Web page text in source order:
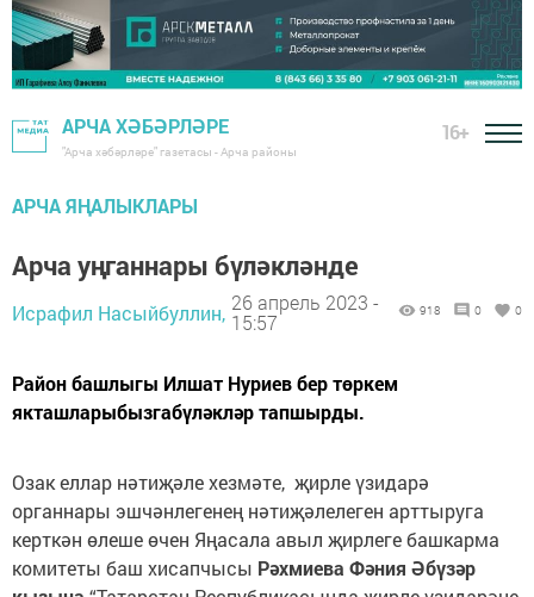
АРЧА ХӘБӘРЛӘРЕ
"Арча хәбәрләре" газетасы - Арча районы
16+
АРЧА ЯҢАЛЫКЛАРЫ
Арча уңганнары бүләкләнде
Исрафил Насыйбуллин, 26 апрель 2023 -
15:57
918 0 0
Район башлыгы Илшат Нуриев бер төркем
якташларыбызгабүләкләр тапшырды.
Озак еллар нәтиҗәле хезмәте, җирле үзидарә
органнары эшчәнлегенең нәтиҗәлелеген арттыруга
керткән өлеше өчен Яңасала авыл җирлеге башкарма
комитеты баш хисапчысы Рәхмиева Фәния Әбүзәр